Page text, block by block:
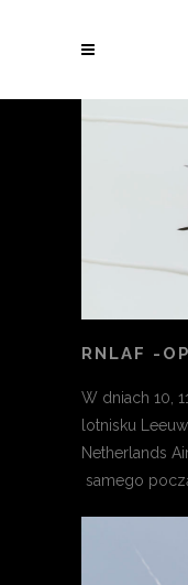
RNLAF -
W dniach 10,
lotnisku
Netherlands
samego